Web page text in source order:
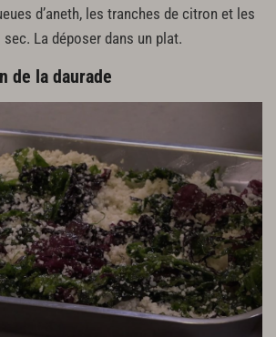
d’aneth, les tranches de citron et les
La déposer dans un plat.
de la daurade